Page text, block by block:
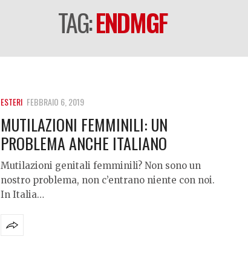
TAG:ENDMGF
ESTERI FEBBRAIO 6, 2019
MUTILAZIONI FEMMINILI: UN
PROBLEMA ANCHE ITALIANO
Mutilazioni genitali femminili? Non sono un
nostro problema, non c’entrano niente con noi.
In Italia…